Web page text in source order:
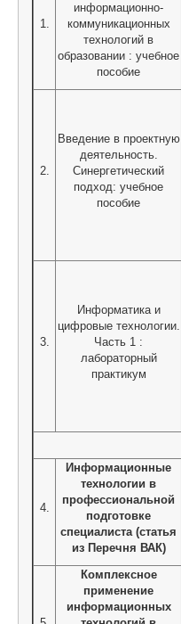
1.
информационно-
коммуникационных
технологий в
образовании : учебное
пособие
2.
Введение в проектную
деятельность.
Синергетический
подход: учебное
пособие
3.
Информатика и
цифровые технологии.
Часть 1 :
лабораторный
практикум
4.
Информационные
технологии в
профессиональной
подготовке
специалиста (статья
из Перечня ВАК)
Комплексное
применение
информационных